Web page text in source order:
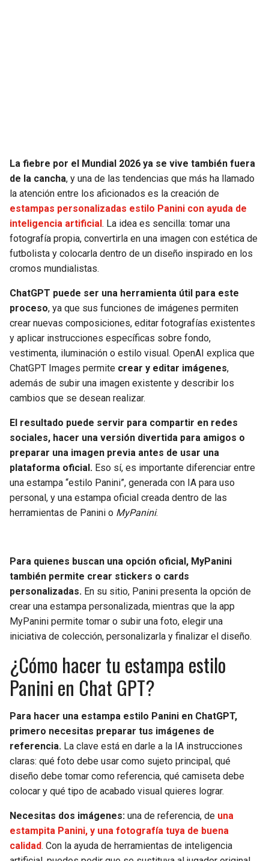
PACKERS
FALCONS
PANTHERS
SAINTS
BUCCANEERS
TIMBERWOLVES
TRAIL BLAZERS
La fiebre por el Mundial 2026 ya se vive también fuera
de la cancha, y una de las tendencias que más ha llamado
la atención entre los aficionados es la creación de
estampas personalizadas estilo Panini con ayuda de
inteligencia artificial . La idea es sencilla: tomar una
fotografía propia, convertirla en una imagen con estética de
futbolista y colocarla dentro de un diseño inspirado en los
cromos mundialistas.
ChatGPT puede ser una herramienta útil para este
proceso, ya que sus funciones de imágenes permiten
crear nuevas composiciones, editar fotografías existentes
y aplicar instrucciones específicas sobre fondo,
vestimenta, iluminación o estilo visual. OpenAI explica que
ChatGPT Images permite crear y editar imágenes,
además de subir una imagen existente y describir los
cambios que se desean realizar.
El resultado puede servir para compartir en redes
sociales, hacer una versión divertida para amigos o
preparar una imagen previa antes de usar una
plataforma oficial. Eso sí, es importante diferenciar entre
una estampa “estilo Panini”, generada con IA para uso
personal, y una estampa oficial creada dentro de las
herramientas de Panini o MyPanini.
Para quienes buscan una opción oficial, MyPanini
también permite crear stickers o cards
personalizadas. En su sitio, Panini presenta la opción de
crear una estampa personalizada, mientras que la app
MyPanini permite tomar o subir una foto, elegir una
iniciativa de colección, personalizarla y finalizar el diseño.
¿Cómo hacer tu estampa estilo
Panini en Chat GPT?
Para hacer una estampa estilo Panini en ChatGPT,
primero necesitas preparar tus imágenes de
referencia. La clave está en darle a la IA instrucciones
claras: qué foto debe usar como sujeto principal, qué
diseño debe tomar como referencia, qué camiseta debe
colocar y qué tipo de acabado visual quieres lograr.
Necesitas dos imágenes: una de referencia, de una
estampita Panini, y una fotografía tuya de buena
calidad. Con la ayuda de herramientas de inteligencia